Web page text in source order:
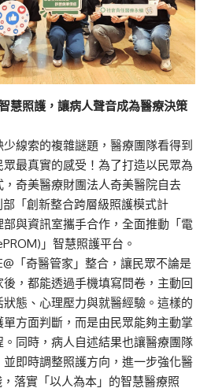
慧照護，讓病人聲音成為醫療決策
線索的複雜謎題，醫療團隊看得到
最真實的感受！為了打造以民眾為
奇美醫療財團法人奇美醫院自去
「創新整合跨層級照護模式計
與資訊室攜手合作，全面推動「電
」智慧照護平台。
「奇醫管家」整合，讓民眾不論是
，都能透過手機填寫問卷，主動回
態、心理壓力與就醫經驗。這樣的
方面判斷，而是由民眾能夠主動掌
同時，病人自述結果也讓醫療團隊
即時調整照護方向，進一步強化醫
落實「以人為本」的智慧醫療照